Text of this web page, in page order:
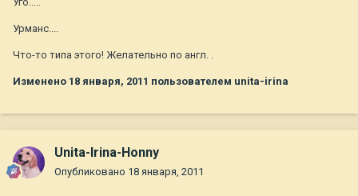
Урманс....
Что-то типа этого! Желательно по англ. .
Изменено 18 января, 2011 пользователем unita-irina
Unita-Irina-Honny
Опубликовано 18 января, 2011